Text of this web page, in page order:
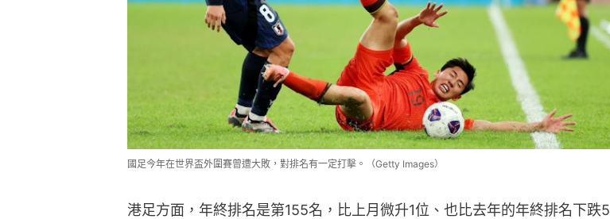
國足今年在世界盃外圍賽曾遭大敗，對排名有一定打擊。（Getty Images）
港足方面，年終排名是第155名，比上月微升1位、也比去年的年終排名下跌5